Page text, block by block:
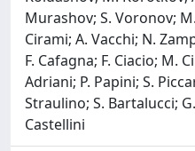
Murashov; S. Voronov;
Cirami; A. Vacchi; N.
F. Cafagna; F. Ciacio; M.
Adriani; P. Papini; S.
Straulino; S. Bartalucci;
Castellini